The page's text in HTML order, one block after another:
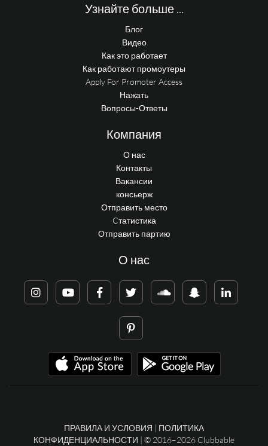
Узнайте больше ...
Блог
Видео
Как это работает
Как работают промоутеры
Apply For Promoter Access
Нажать
Вопросы-Ответы
Компания
О нас
Контакты
Вакансии
консьерж
Отправить место
Cтатистика
Отправить партию
О нас
ПРАВИЛА И УСЛОВИЯ | ПОЛИТИКА
КОНФИДЕНЦИАЛЬНОСТИ | © 2016–2026 Clubbable